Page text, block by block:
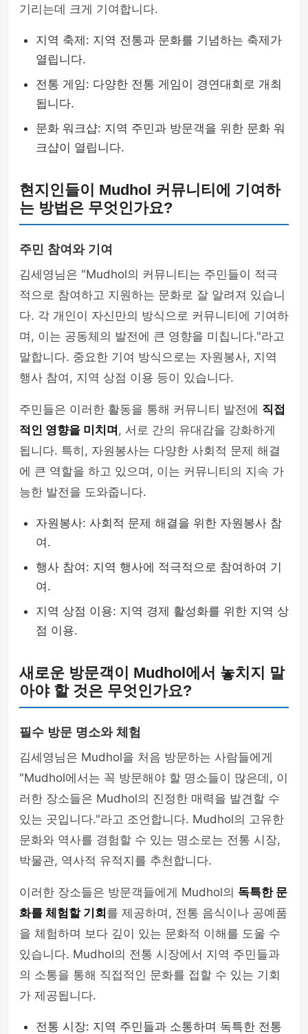
기리는데 크게 기여합니다.
지역 축제: 지역 전통과 문화를 기념하는 축제가
열립니다.
전통 게임: 다양한 전통 게임이 경연대회로 개최
됩니다.
문화 워크샵: 지역 주민과 방문객을 위한 문화 워
크샵이 열립니다.
현지인들이 Mudhol 커뮤니티에 기여하
는 방법은 무엇인가요?
주민 참여와 기여
김세영님은 "Mudhol의 커뮤니티는 주민들이 적극
적으로 참여하고 지원하는 문화로 잘 알려져 있습니
다. 각 개인이 자신만의 방식으로 커뮤니티에 기여하
며, 이는 공동체의 발전에 큰 영향을 미칩니다."라고
말합니다. 중요한 기여 방식으로는 자원봉사, 지역
행사 참여, 지역 상점 이용 등이 있습니다.
주민들은 이러한 활동을 통해 커뮤니티 발전에 직접
적인 영향을 미치며 , 서로 간의 유대감을 강화하게
됩니다. 특히, 자원봉사는 다양한 사회적 문제 해결
에 큰 역할을 하고 있으며, 이는 커뮤니티의 지속 가
능한 발전을 도와줍니다.
자원봉사: 사회적 문제 해결을 위한 자원봉사 참
여.
행사 참여: 지역 행사에 적극적으로 참여하여 기
여.
지역 상점 이용: 지역 경제 활성화를 위한 지역 상
점 이용.
새로운 방문객이 Mudhol에서 놓치지 말
아야 할 것은 무엇인가요?
필수 방문 명소와 체험
김세영님은 Mudhol을 처음 방문하는 사람들에게
"Mudhol에서는 꼭 방문해야 할 명소들이 많은데, 이
러한 장소들은 Mudhol의 진정한 매력을 발견할 수
있는 곳입니다."라고 조언합니다. Mudhol의 고유한
문화와 역사를 경험할 수 있는 명소로는 전통 시장,
박물관, 역사적 유적지를 추천합니다.
이러한 장소들은 방문객들에게 Mudhol의 독특한 문
화를 체험할 기회 를 제공하며, 전통 음식이나 공예품
을 체험하며 보다 깊이 있는 문화적 이해를 도울 수
있습니다. Mudhol의 전통 시장에서 지역 주민들과
의 소통을 통해 직접적인 문화를 접할 수 있는 기회
가 제공됩니다.
전통 시장: 지역 주민들과 소통하며 독특한 전통